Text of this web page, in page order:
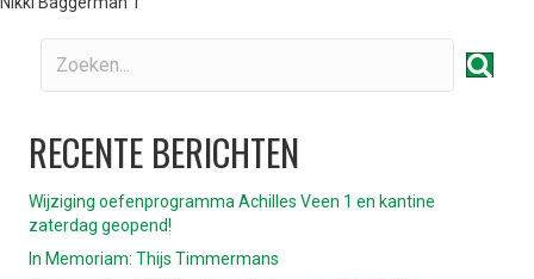
RECENTE BERICHTEN
Wijziging oefenprogramma Achilles Veen 1 en kantine
zaterdag geopend!
In Memoriam: Thijs Timmermans